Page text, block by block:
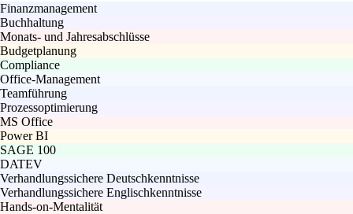
Finanzmanagement
Buchhaltung
Monats- und Jahresabschlüsse
Budgetplanung
Compliance
Office-Management
Teamführung
Prozessoptimierung
MS Office
Power BI
SAGE 100
DATEV
Verhandlungssichere Deutschkenntnisse
Verhandlungssichere Englischkenntnisse
Hands-on-Mentalität